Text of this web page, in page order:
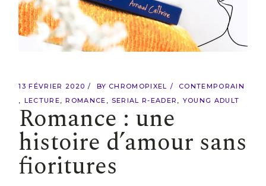
13 FÉVRIER 2020 BY CHROMOPIXEL
CONTEMPORAIN
LECTURE
ROMANCE SERIAL R-EADER YOUNG ADULT
Romance : une
histoire d’amour sans
fioritures